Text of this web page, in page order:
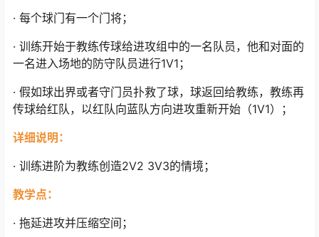
· 每个球门有一个门将；
· 训练开始于教练传球给进攻组中的一名队员，他和对面的
一名进入场地的防守队员进行1V1；
· 假如球出界或者守门员扑救了球，球返回给教练，教练再
传球给红队，以红队向蓝队方向进攻重新开始（1V1）；
详细说明：
· 训练进阶为教练创造2V2 3V3的情境；
教学点：
· 拖延进攻并压缩空间；